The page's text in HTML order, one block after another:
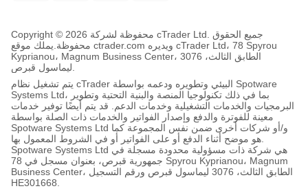
Copyright © محفوظة لشركة 2026 cTrader Ltd. جميع الحقوق
محفوظة. يملك موقع ctrader.com ويديره cTrader Ltd، 78 Spyrou
Kyprianou، Magnum Business Center، الطابق الثالث، 3076
يتم تشغيل نظام cTrader البيئي وتطويره ودعمه بواسطة Spotware
Systems Ltd، بما في ذلك تكنولوجيا المنصة والبنية التحتية وتطوير
البرمجيات والخدمات التشغيلية وخدمات الدعم. قد يتم أيضًا توفير خدمات
معينة للفوترة والدفع وإصدار الفواتير والخدمات ذات الصلة بواسطة
Spotware Systems Ltd و/أو شركات أخرى ضمن نفس المجموعة كما
هو موضح أثناء الدفع أو على الفواتير أو في الشروط المعمول بها.
Spotware Systems Ltd هي شركة ذات مسؤولية محدودة مسجلة في
جمهورية قبرص، بعنوان مسجل في 78 Spyrou Kyprianou، Magnum
Business Center، الطابق الثالث، 3076 ليماسول قبرص ورقم التسجيل
HE301668.